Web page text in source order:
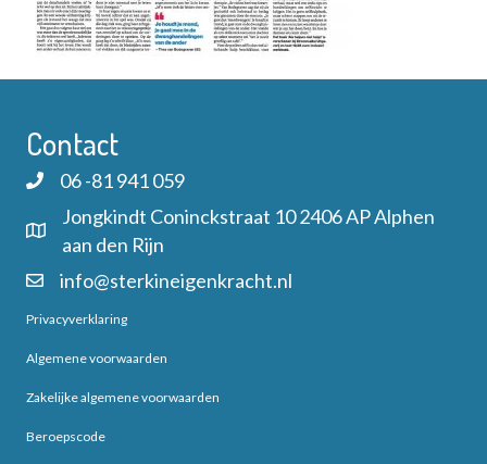
Contact
06 -81 941 059
Jongkindt Coninckstraat 10 2406 AP Alphen
aan den Rijn
info@sterkineigenkracht.nl
Privacyverklaring
Algemene voorwaarden
Zakelijke algemene voorwaarden
Beroepscode